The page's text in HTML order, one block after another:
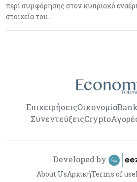
περί συμφόρησης στον κυπριακό
στοιχεία του…
ΕπιχειρήσειςΟικονομία
ΣυνεντεύξειςCrypto
About UsΑρχικήTerms of use
Developed by